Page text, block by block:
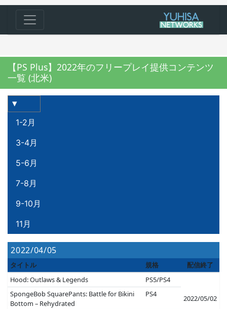
【PS Plus】2022年のフリープレイ提供コンテンツ
一覧 (北米)
1-2月
3-4月
5-6月
7-8月
9-10月
11月
2022/04/05
タイトル 規格
配信終了
Hood: Outlaws & Legends
PS5/PS4
2022/05/02
SpongeBob SquarePants: Battle for Bikini
Bottom – Rehydrated
PS4